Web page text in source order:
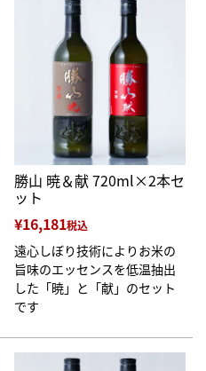
勝山 暁＆献 720ml×2本セ
ット
¥16,181税込
遠心しぼり技術によりお米の
旨味のエッセンスを低温抽出
した「暁」と「献」のセット
です